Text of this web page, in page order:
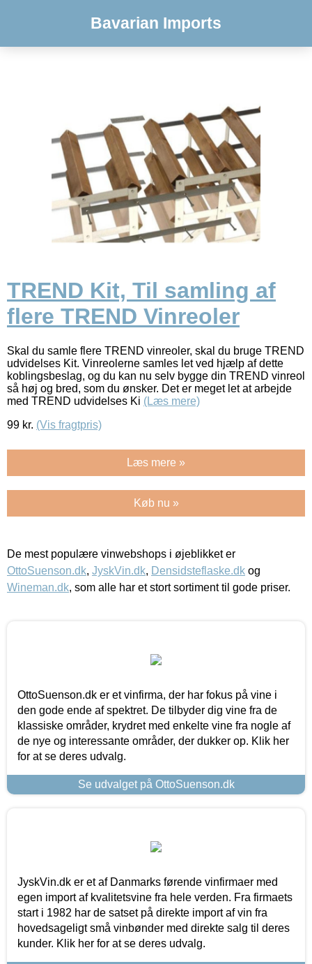
Bavarian Imports
TREND Kit, Til samling af
flere TREND Vinreoler
Skal du samle flere TREND vinreoler, skal du bruge TREND
udvidelses Kit. Vinreolerne samles let ved hjælp af dette
koblingsbeslag, og du kan nu selv bygge din TREND vinreol
så høj og bred, som du ønsker. Det er meget let at arbejde
med TREND udvidelses Ki (Læs mere)
99 kr. (Vis fragtpris)
Læs mere »
Køb nu »
De mest populære vinwebshops i øjeblikket er
OttoSuenson.dk, JyskVin.dk, Densidsteflaske.dk og
Wineman.dk, som alle har et stort sortiment til gode priser.
OttoSuenson.dk er et vinfirma, der har fokus på vine i
den gode ende af spektret. De tilbyder dig vine fra de
klassiske områder, krydret med enkelte vine fra nogle af
de nye og interessante områder, der dukker op. Klik her
for at se deres udvalg.
Se udvalget på OttoSuenson.dk
JyskVin.dk er et af Danmarks førende vinfirmaer med
egen import af kvalitetsvine fra hele verden. Fra firmaets
start i 1982 har de satset på direkte import af vin fra
hovedsageligt små vinbønder med direkte salg til deres
kunder. Klik her for at se deres udvalg.